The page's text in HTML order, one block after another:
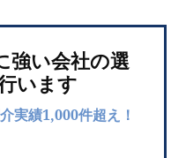
強い会社の選
います
実績1,000件超え！